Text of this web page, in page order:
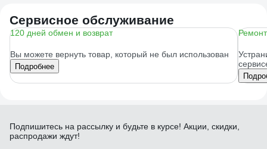
Сервисное обслуживание
120 дней обмен и возврат
Вы можете вернуть товар, который не был использован
Подробнее
Подпишитесь на рассылку и будьте в курсе! Акции, скидки,
распродажи ждут!